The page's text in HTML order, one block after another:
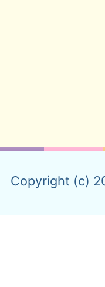
Copyright (c)